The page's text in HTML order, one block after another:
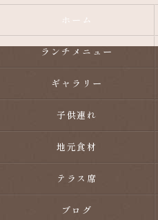
ホーム
ランチメニュー
ギャラリー
子供連れ
地元食材
テラス席
ブログ